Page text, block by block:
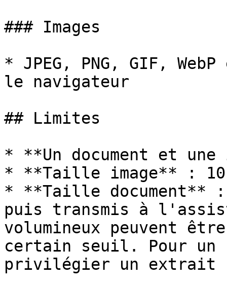
### Images
* JPEG, PNG, GIF,
le navigateur
## Limites
* **Un document et une
* **Taille image** : 10
* **Taille document**
puis transmis à
volumineux peuvent
certain seuil. Pour
privilégier un extrait